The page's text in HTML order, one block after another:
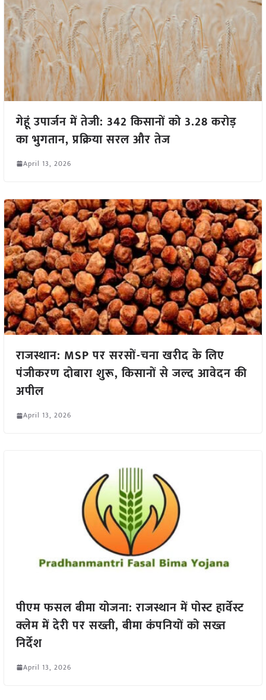
गेहूं उपार्जन में तेजी: 342 किसानों को 3.28 करोड़
का भुगतान, प्रक्रिया सरल और तेज
April 13, 2026
राजस्थान: MSP पर सरसों-चना खरीद के लिए
पंजीकरण दोबारा शुरू, किसानों से जल्द आवेदन की
अपील
April 13, 2026
पीएम फसल बीमा योजना: राजस्थान में पोस्ट हार्वेस्ट
क्लेम में देरी पर सख्ती, बीमा कंपनियों को सख्त
निर्देश
April 13, 2026